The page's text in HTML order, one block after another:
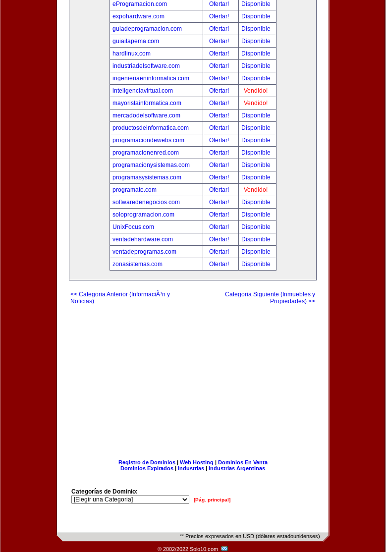
eProgramacion.com
Ofertar!
Disponible
expohardware.com
Ofertar!
Disponible
guiadeprogramacion.com
Ofertar!
Disponible
guiaitapema.com
Ofertar!
Disponible
hardlinux.com
Ofertar!
Disponible
industriadelsoftware.com
Ofertar!
Disponible
ingenieriaeninformatica.com
Ofertar!
Disponible
inteligenciavirtual.com
Ofertar!
Vendido!
mayoristainformatica.com
Ofertar!
Vendido!
mercadodelsoftware.com
Ofertar!
Disponible
productosdeinformatica.com
Ofertar!
Disponible
programaciondewebs.com
Ofertar!
Disponible
programacionenred.com
Ofertar!
Disponible
programacionysistemas.com
Ofertar!
Disponible
programasysistemas.com
Ofertar!
Disponible
programate.com
Ofertar!
Vendido!
softwaredenegocios.com
Ofertar!
Disponible
soloprogramacion.com
Ofertar!
Disponible
UnixFocus.com
Ofertar!
Disponible
ventadehardware.com
Ofertar!
Disponible
ventadeprogramas.com
Ofertar!
Disponible
zonasistemas.com
Ofertar! Disponible
<< Categoria Anterior (InformaciÃ³n y
Noticias)
Categoria Siguiente (Inmuebles y
Propiedades) >>
Registro de Dominios| Web Hosting | Dominios En Venta
Dominios Expirados | Industrias | Industrias Argentinas
Categorías de Dominio:
[Pág. principal]
** Precios expresados en USD (dólares estadounidenses)
© 2002/2022 Solo10.com